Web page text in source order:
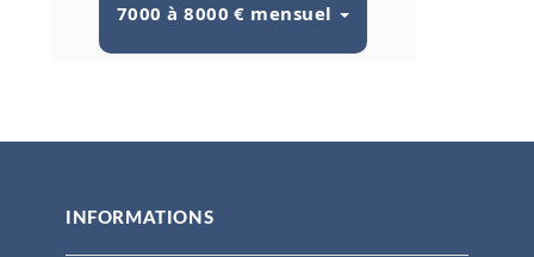
7000 à 8000 € mensuel
INFORMATIONS